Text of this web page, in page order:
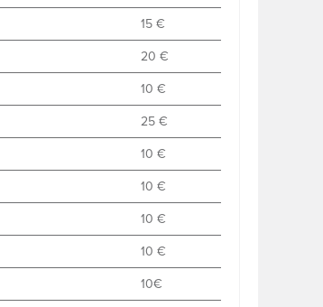
15 €
20 €
10 €
25 €
10 €
10 €
10 €
10 €
10€